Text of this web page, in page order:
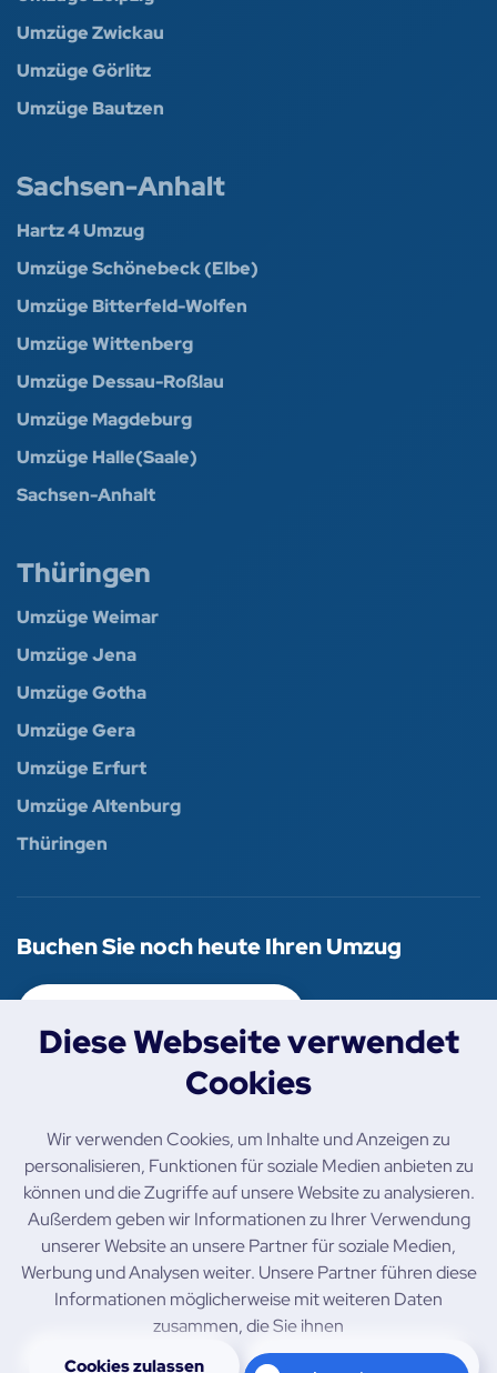
Umzüge Zwickau
Umzüge Görlitz
Umzüge Bautzen
Sachsen-Anhalt
Hartz 4 Umzug
Umzüge Schönebeck (Elbe)
Umzüge Bitterfeld-Wolfen
Umzüge Wittenberg
Umzüge Dessau-Roßlau
Umzüge Magdeburg
Umzüge Halle(Saale)
Sachsen-Anhalt
Thüringen
Umzüge Weimar
Umzüge Jena
Umzüge Gotha
Umzüge Gera
Umzüge Erfurt
Umzüge Altenburg
Thüringen
Buchen Sie noch heute Ihren Umzug
Folgen Sie uns
Datenschutzerklärung
Impressum
Diese Webseite verwendet
Cookies
Wir verwenden Cookies, um Inhalte und Anzeigen zu
personalisieren, Funktionen für soziale Medien anbieten zu
können und die Zugriffe auf unsere Website zu analysieren.
Außerdem geben wir Informationen zu Ihrer Verwendung
unserer Website an unsere Partner für soziale Medien,
Werbung und Analysen weiter. Unsere Partner führen diese
Informationen möglicherweise mit weiteren Daten
zusammen, die Sie ihnen
Cookies zulassen Cookies blockieren